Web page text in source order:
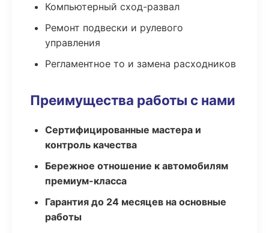
Компьютерный сход-развал
Ремонт подвески и рулевого
управления
Регламентное то и замена расходников
Преимущества работы с нами
Сертифицированные мастера и
контроль качества
Бережное отношение к автомобилям
премиум-класса
Гарантия до 24 месяцев на основные
работы